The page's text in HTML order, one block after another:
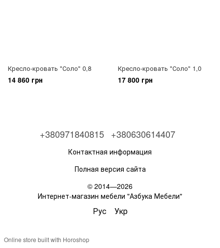
Кресло-кровать "Соло" 0,8
14 860 грн
Кресло-кровать "Соло" 1,0
17 800 грн
+380971840815 +380630614407
Контактная информация
Полная версия сайта
© 2014—2026
Интернет-магазин мебели "Азбука Мебели"
Рус Укр
Online store built with Horoshop